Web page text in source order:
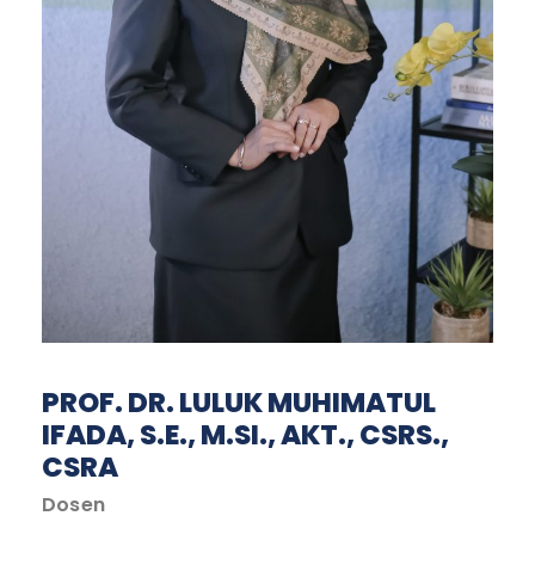
PROF. DR. LULUK MUHIMATUL
IFADA, S.E., M.SI., AKT., CSRS.,
CSRA
Dosen